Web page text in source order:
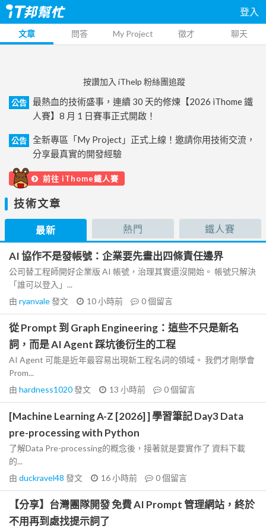
登入
文章 問答 My Project 徵才 聊天
按讚加入 iThelp 粉絲團追蹤
公告
最熱血的技術盛事，連續 30 天的修煉【2026 iThome 鐵
人賽】8 月 1 日賽事正式開啟！
公告
全新專區「My Project」正式上線！邀請你用技術交流，
分享最真實的開發經驗
前往 iThome鐵人賽
技術文章
最新 熱門 鐵人賽
AI 協作不是發帳號：企業要先畫出四條責任邊界
公司替工程師開好企業版 AI 帳號，治理其實還沒開始。 帳號只解決
「誰可以登入」...
由 ryanvale發文 10 小時前 0個留言
從 Prompt 到 Graph Engineering：這些不只是新名
詞，而是 AI Agent 踩坑後衍生的工程
AI Agent 可能是近年最容易出現新工程名詞的領域。 我們才剛學會
Prom...
由 hardness1020發文 13 小時前 0個留言
[Machine Learning A-Z [2026] ] 學習筆記 Day3 Data
pre-processing with Python
了解Data Pre-processing的概念後，接著就是要實作了 資料下載
的...
由 duckravel48 發文 16 小時前 0個留言
【分享】台灣團隊開發 免費 AI Prompt 管理網站，終於
不用再到處找提示詞了